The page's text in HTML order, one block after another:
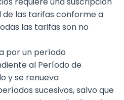
las tarifas conforme a
las tarifas son no
por un período
al Período de
y se renueva
sucesivos, salvo que